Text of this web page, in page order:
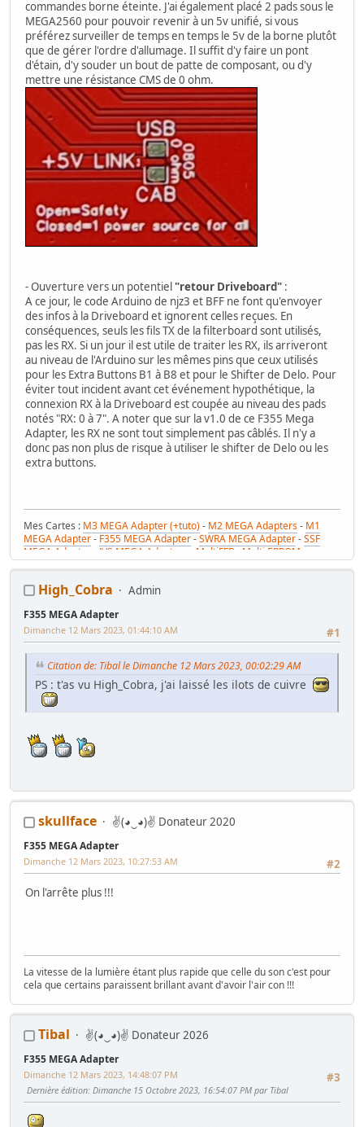
commandes borne éteinte. J'ai également placé 2 pads sous le
MEGA2560 pour pouvoir revenir à un 5v unifié, si vous
préférez surveiller de temps en temps le 5v de la borne plutôt
que de gérer l'ordre d'allumage. Il suffit d'y faire un pont
d'étain, d'y souder un bout de patte de composant, ou d'y
mettre une résistance CMS de 0 ohm.
- Ouverture vers un potentiel "retour Driveboard" :
A ce jour, le code Arduino de njz3 et BFF ne font qu'envoyer
des infos à la Driveboard et ignorent celles reçues. En
conséquences, seuls les fils TX de la filterboard sont utilisés,
pas les RX. Si un jour il est utile de traiter les RX, ils arriveront
au niveau de l'Arduino sur les mêmes pins que ceux utilisés
pour les Extra Buttons B1 à B8 et pour le Shifter de Delo. Pour
éviter tout incident avant cet événement hypothétique, la
connexion RX à la Driveboard est coupée au niveau des pads
notés "RX: 0 à 7". A noter que sur la v1.0 de ce F355 Mega
Adapter, les RX ne sont tout simplement pas câblés. Il n'y a
donc pas non plus de risque à utiliser le shifter de Delo ou les
extra buttons.
Mes Cartes : M3 MEGA Adapter (+tuto) - M2 MEGA Adapters- M1
MEGA Adapter- F355 MEGA Adapter-SWRA MEGA Adapter-SSF
MEGA Adapter
JVS MEGA Adapters
MultiFFB : Multi EPROM pour
Driveboard SEGA-M2toM3-Coin Tower Mini-VR Button Panel
RaceCab Multi sur Initial D-Daytona 2 & Sega Rally 2 sur cab Scud
Mes WIP :Fast & Furious Super Bikes
Crisis 4 DX- Pole Position Upright
High_Cobra Admin
F355 MEGA Adapter
#1
Dimanche 12 Mars 2023, 01:44:10 AM
Citation de: Tibal le Dimanche 12 Mars 2023, 00:02:29 AM
PS : t'as vu High_Cobra, j'ai laissé les ilots de cuivre
skullface ✌(◕‿◕)✌ Donateur 2020
F355 MEGA Adapter
#2
Dimanche 12 Mars 2023, 10:27:53 AM
On l'arrête plus !!!
La vitesse de la lumière étant plus rapide que celle du son c'est pour
cela que certains paraissent brillant avant d'avoir l'air con !!!
Tibal ✌(◕‿◕)✌ Donateur 2026
F355 MEGA Adapter
#3
Dimanche 12 Mars 2023, 14:48:07 PM
Dernière édition: Dimanche 15 Octobre 2023, 16:54:07 PM par Tibal